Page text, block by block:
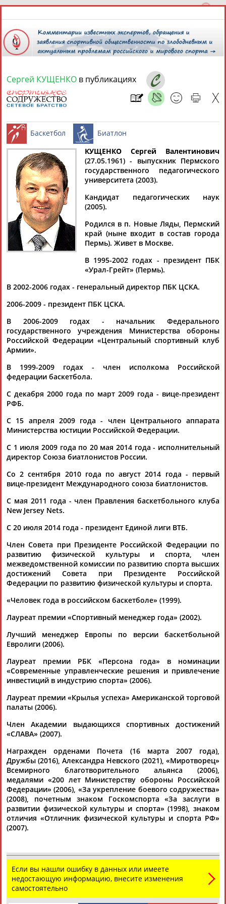
10 августа 2026 года,
СПОРТСМЕНЫ, ТРЕНЕРЫ И СПЕЦИАЛИСТЫ
Найдено: 1персона Расширенный поиск
Сергей
КУЩЕНКО
Ваш запрос: "Сергей КУЩЕНКО"
Документы 1-10 из 80 найденных уникальных документов
3 4 ...
Сергей Кущенко: Никто не отзывал лицензию FIBA у Единой
лиги ВТБ
Президент Единой лиги ВТБСергей Кущенкозаявил РИА
Новости, что организация сохраняет окна на игры сборной
России в соответс... ...календаре сохраняются все окна для
сборных", - ответилКущенкона вопрос, изменится ли
график проведения игр в Единой...
(Проект: Информационное агентство СТАДИОН
24.06.2026
участие в Единой лиге ВТБ до 15 июня
...сезоне. Об этом сообщил президент Единой лиги ВТБ
Сергей
Кущенко
. Ранее стало известно, что
Гострудинспекция... ...документы для участия в следующем
сезоне, - сказалКущенко. - У клуба дедлайн до 15 июня, так
как совет лиги, на...
(Проект:Информационное агентство СТАДИОН)
10.06.2026
Стартует регулярный чемпионат Единой лиги ВТБ
...Обе команды сыграют в Евролиге. Президент Единой лиги
ВТБСергей Кущенко
после финала в разговоре с ТАСС
отметил, что... ...уровень Единой лиги, уровень наших
команд. И мы получили много лестных слов за организацию
турнира", - сказалКущенко . ...
(Проект:Информационное агентство СТАДИОН)
28.09.2025
Казахстанская "Астана" не будет выступать в следующем
сезоне Единой лиги ВТБ
...в Единой лиге ВТБ. Об этом сообщил президент лиги
Сергей Кущенко , комментарий которого приводит пресс-
служба... ...хотят продолжать, и мы этого тоже хотим", -
сказалКущенко. В текущем сезоне "Астана" заняла...
(Проект:Информационное агентство СТАДИОН
15.05.2025
В Москве прошел благотворительный матч по баскетболу в
поддержку детей с ДЦП
...сборной России Алексей Смертин, президент Единой лиги
ВТБСергей Кущенкои другие. В состав команды "Вместе с...
(Проект: Информационное агентство СТАДИОН
28.09.2024
По мнению грантополучателя Фонда поддержки
олимпийцев России Илоны Корстин в Единой лиге ВТБ
молодые российские баскетболисты получают ценный
опыт
...и женщины, и мужчины, в том числе президент Единой
лиги ВТБСергей Кущенко, всем известныеСергей
Моня,
Николай Падиус,...
(Проект:Информационное агентство СТАДИОН)
25.09.2024
Сергей Кущенко: Единая лига ВТБ не будет вводить
четырехочковые броски
(Международная федерация баскетбола - прим. ТАСС), -
сказал Кущенко. - При этом в Матче звезд мы можем себе
позволить...
(Проект: Информационное агентство СТАДИОН
31.08.2024
Сергей КУЩЕНКО в публикациях
Баскетбол Биатлон
КУЩЕНКО Сергей Валентинович
(27.05.1961) - выпускник Пермского
государственного педагогического
университета (2003).
Кандидат педагогических наук
(2005).
Родился в п. Новые Ляды, Пермский
край (ныне входит в состав города
Пермь). Живет в Москве.
В 1995-2002 годах - президент ПБК
«Урал-Грейт» (Пермь).
В 2002-2006 годах - генеральный директор ПБК ЦСКА.
2006-2009 - президент ПБК ЦСКА.
В 2006-2009 годах - начальник Федерального
государственного учреждения Министерства обороны
Российской Федерации «Центральный спортивный клуб
Армии».
В 1999-2009 годах - член исполкома Российской
федерации баскетбола.
С декабря 2000 года по март 2009 года - вице-президент
РФБ.
С 15 апреля 2009 года - член Центрального аппарата
Министерства юстиции Российской Федерации.
С 1 июля 2009 года по 20 мая 2014 года - исполнительный
директор Союза биатлонистов России.
Со 2 сентября 2010 года по август 2014 года - первый
вице-президент Международного союза биатлонистов.
С мая 2011 года - член Правления баскетбольного клуба
New Jersey Nets.
С 20 июля 2014 года - президент Единой лиги ВТБ.
Член Совета при Президенте Российской Федерации по
развитию физической культуры и спорта, член
межведомственной комиссии по развитию спорта высших
достижений Совета при Президенте Российской
Федерации по развитию физической культуры и спорта.
«Человек года в российском баскетболе» (1999).
Лауреат премии «Спортивный менеджер года» (2002).
Лучший менеджер Европы по версии баскетбольной
Евролиги (2006).
Лауреат премии РБК «Персона года» в номинации
«Современные управленческие решения и привлечение
инвестиций в индустрию спорта» (2006).
Лауреат премии «Крылья успеха» Американской торговой
палаты (2006).
Член Академии выдающихся спортивных достижений
«СЛАВА» (2007).
Награжден орденами Почета (16 марта 2007 года),
Дружбы (2016), Александра Невского (2021), «Миротворец»
Всемирного благотворительного альянса (2006),
медалями «200 лет Министерству обороны Российской
Федерации» (2006), «За укрепление боевого содружества»
(2008), почетным знаком Госкомспорта «За заслуги в
развитии физической культуры и спорта» (1998), знаком
отличия «Отличник физической культуры и спорта РФ»
(2007).
Если вы нашли ошибку в данных или имеете
недостающую информацию, внесите изменения
самостоятельно